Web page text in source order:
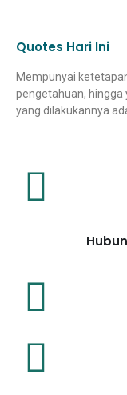
Quotes Hari Ini
Mempunyai
pengetahuan, hingga
yang dilakukannya